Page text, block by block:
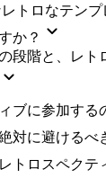
レトロなテン
か？
段階と、レト
ブに参加する
対に避けるべ
トロスペクテ